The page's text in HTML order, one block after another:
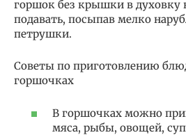
горшок без крышки в
подавать, посыпав мелко
петрушки.
Советы по приготовлению
горшочках
В горшочках можно
мяса, рыбы, овощей,